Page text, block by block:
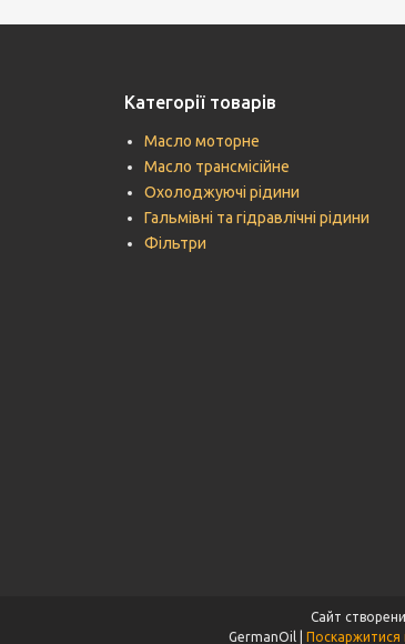
Категорії товарів
Масло моторне
Масло трансмісійне
Охолоджуючі рідини
Гальмівні та гідравлічні рідини
Фільтри
Сайт
Поскаржитися